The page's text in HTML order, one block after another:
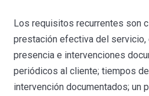
Los requisitos recurrentes son
prestación efectiva del servicio,
presencia e intervenciones
periódicos al cliente; tiempos
intervención documentados; un